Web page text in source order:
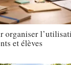
organiser
et élèves